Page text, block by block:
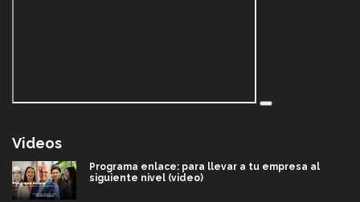
Videos
Programa enlace: para llevar a tu empresa al
siguiente nivel (video)